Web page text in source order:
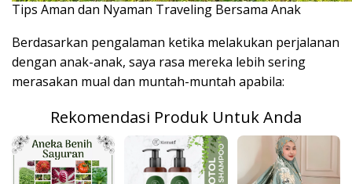
Tips Aman dan Nyaman Traveling Bersama Anak
Berdasarkan pengalaman ketika melakukan perjalanan
dengan anak-anak, saya rasa mereka lebih sering
merasakan mual dan muntah-muntah apabila:
Rekomendasi Produk Untuk Anda